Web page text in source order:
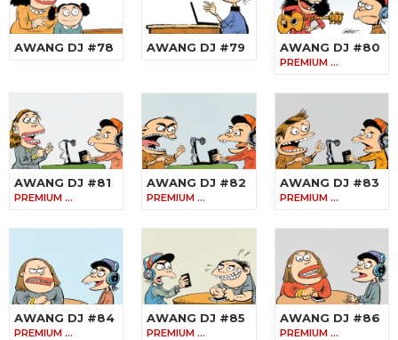
AWANG DJ #78 AWANG DJ #79 AWANG DJ #80
PREMIUM …
AWANG DJ #81
PREMIUM …
AWANG DJ #82
PREMIUM …
AWANG DJ #83
PREMIUM …
AWANG DJ #84
PREMIUM …
AWANG DJ #85
PREMIUM …
AWANG DJ #86
PREMIUM …